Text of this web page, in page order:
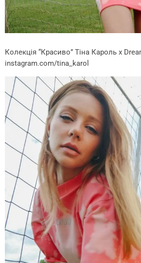
Колекція “Красиво” Тіна Кароль х
instagram.com/tina_karol